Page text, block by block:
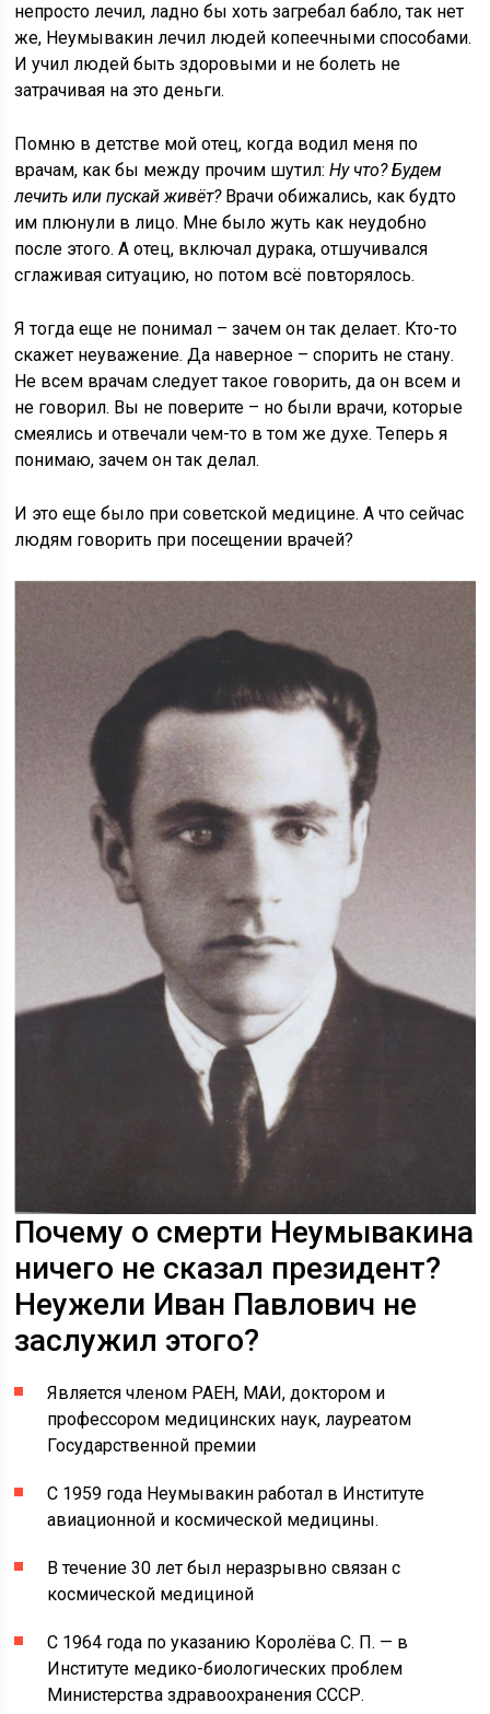
непросто лечил, ладно бы хоть загребал бабло, так нет
же, Неумывакин лечил людей копеечными способами.
И учил людей быть здоровыми и не болеть не
затрачивая на это деньги.
Помню в детстве мой отец, когда водил меня по
врачам, как бы между прочим шутил:Ну что? Будем
лечить или пускай живёт?Врачи обижались, как будто
им плюнули в лицо. Мне было жуть как неудобно
после этого. А отец, включал дурака, отшучивался
сглаживая ситуацию, но потом всё повторялось.
Я тогда еще не понимал – зачем он так делает. Кто-то
скажет неуважение. Да наверное – спорить не стану.
Не всем врачам следует такое говорить, да он всем и
не говорил. Вы не поверите – но были врачи, которые
смеялись и отвечали чем-то в том же духе. Теперь я
понимаю, зачем он так делал.
И это еще было при советской медицине. А что сейчас
людям говорить при посещении врачей?
Почему о смерти Неумывакина
ничего не сказал президент?
Неужели Иван Павлович не
заслужил этого?
Является членом РАЕН, МАИ, доктором и
профессором медицинских наук, лауреатом
Государственной премии
С 1959 года Неумывакин работал в Институте
авиационной и космической медицины.
В течение 30 лет был неразрывно связан с
космической медициной
С 1964 года по указанию Королёва С. П. — в
Институте медико-биологических проблем
Министерства здравоохранения СССР.